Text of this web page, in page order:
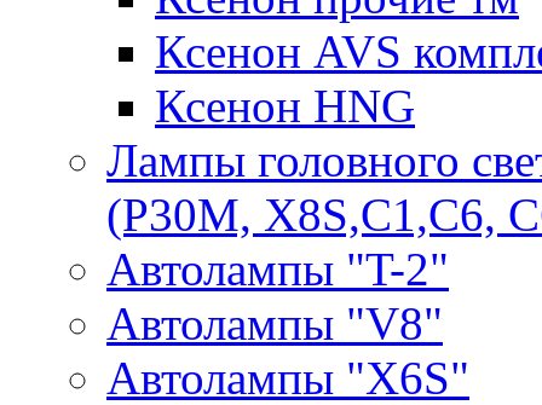
Ксенон AVS
Ксенон HNG
Лампы головного
(P30M, X8S,С1,С6,
Автолампы "T-2"
Автолампы "V8"
Автолампы "X6S"